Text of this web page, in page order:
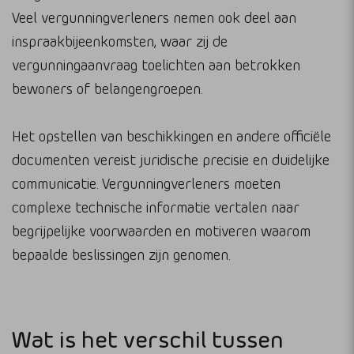
Veel vergunningverleners nemen ook deel aan
inspraakbijeenkomsten, waar zij de
vergunningaanvraag toelichten aan betrokken
bewoners of belangengroepen.
Het opstellen van beschikkingen en andere officiële
documenten vereist juridische precisie en duidelijke
communicatie. Vergunningverleners moeten
complexe technische informatie vertalen naar
begrijpelijke voorwaarden en motiveren waarom
bepaalde beslissingen zijn genomen.
Wat is het verschil tussen